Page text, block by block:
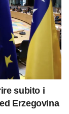
subito i
Erzegovina